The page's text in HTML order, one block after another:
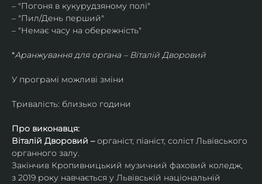
– "Погоня в кукурудзяному полі"
– "Пил/День перший"
– "Немає часу на обережність"
*Аранжування для органа – Віталій Дворовий
У програмі можливі зміни
Тривалість: близько години
Про виконавця:
Віталій Дворовий – органіст, піаніст, соліст Львівського
органного залу.
Закінчив Кропивницький музичний фаховий коледж,
з 2019 року навчається у Львівській національній